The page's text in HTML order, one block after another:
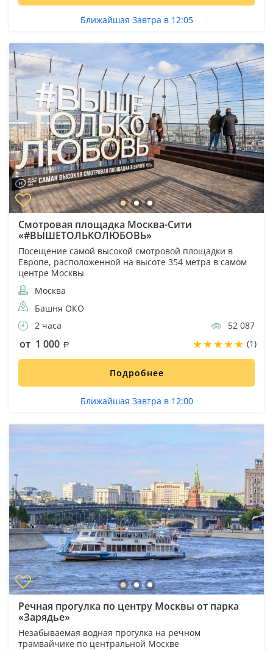
Ближайшая Завтра в 12:05
Смотровая площадка Москва-Сити
«#ВЫШЕТОЛЬКОЛЮБОВЬ»
Посещение самой высокой смотровой площадки в
Европе, расположенной на высоте 354 метра в самом
центре Москвы
Москва
Башня ОКО
2 часа
52 087
от 1 000 (1)
Подробнее
Ближайшая Завтра в 12:00
Речная прогулка по центру Москвы от парка
«Зарядье»
Незабываемая водная прогулка на речном
трамвайчике по центральной Москве